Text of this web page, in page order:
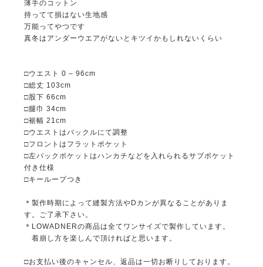
薄手のコットン
持ってて損はない生地感
万能ってやつです
真冬はアンダーウエアがないとキツイかもしれないくらい
□ウエスト 0 – 96cm
□総丈 103cm
□股下 66cm
□腿巾 34cm
□裾幅 21cm
□ウエストはバックルにて調整
□フロントはフラットポケット
□左バックポケットはハンカチなどを入れられるサブポケット
付き仕様
□キーループつき
＊製作時期によって縫製方法やDカンが異なることがありま
す。ご了承下さい。
＊LOWADNERの商品は全てワンサイズで製作しています。
着崩し方を楽しんで頂ければと思います。
□お支払い後のキャンセル、返品は一切お断りしております。